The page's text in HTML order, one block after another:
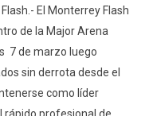
El Monterrey Flash
de la Major Arena
7 de marzo luego
sin derrota desde el
como líder